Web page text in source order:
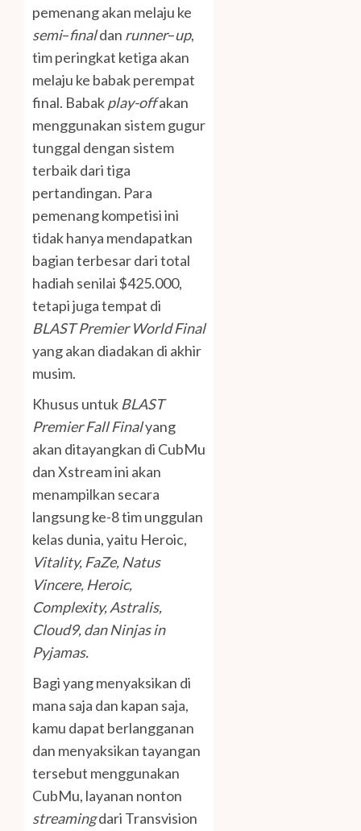
pemenang akan melaju ke
semi–finaldan runner–up,
tim peringkat ketiga akan
melaju ke babak perempat
final. Babakplay-offakan
menggunakan sistem gugur
tunggal dengan sistem
terbaik dari tiga
pertandingan. Para
pemenang kompetisi ini
tidak hanya mendapatkan
bagian terbesar dari total
hadiah senilai $425.000,
tetapi juga tempat di
BLAST Premier World Final
yang akan diadakan di akhir
musim.
Khusus untuk BLAST
Premier Fall Finalyang
akan ditayangkan di CubMu
dan Xstream ini akan
menampilkan secara
langsung ke-8 tim unggulan
kelas dunia, yaitu Heroic,
Vitality, FaZe, Natus
Vincere, Heroic,
Complexity, Astralis,
Cloud9, dan Ninjas in
Pyjamas.
Bagi yang menyaksikan di
mana saja dan kapan saja,
kamu dapat berlangganan
dan menyaksikan tayangan
tersebut menggunakan
CubMu, layanan nonton
streamingdari Transvision